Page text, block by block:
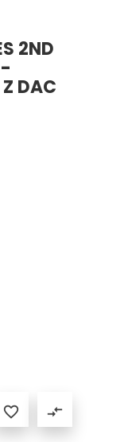
2ND
DAC
 compare_arrows